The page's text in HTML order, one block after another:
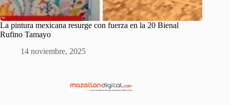
La pintura mexicana resurge con fuerza en la 20 Bienal
Rufino Tamayo
14 noviembre, 2025